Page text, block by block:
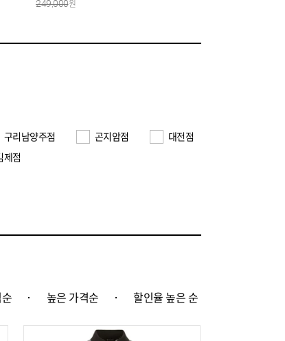
249,000
구리남양주점 곤지암점
대전점
제점
높은 가격순 할인율 높은 순